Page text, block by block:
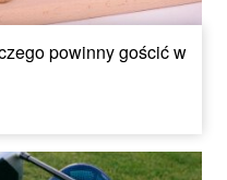
powinny gościć w